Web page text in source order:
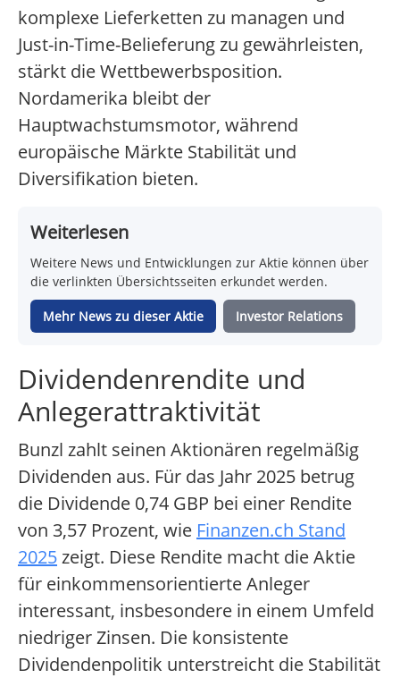
komplexe Lieferketten zu managen und
Just-in-Time-Belieferung zu gewährleisten,
stärkt die Wettbewerbsposition.
Nordamerika bleibt der
Hauptwachstumsmotor, während
europäische Märkte Stabilität und
Diversifikation bieten.
Weiterlesen
Weitere News und Entwicklungen zur Aktie können über
die verlinkten Übersichtsseiten erkundet werden.
Mehr News zu dieser Aktie Investor Relations
Dividendenrendite und
Anlegerattraktivität
Bunzl zahlt seinen Aktionären regelmäßig
Dividenden aus. Für das Jahr 2025 betrug
die Dividende 0,74 GBP bei einer Rendite
von 3,57 Prozent, wie Finanzen.ch Stand
2025zeigt. Diese Rendite macht die Aktie
für einkommensorientierte Anleger
interessant, insbesondere in einem Umfeld
niedriger Zinsen. Die konsistente
Dividendenpolitik unterstreicht die Stabilität